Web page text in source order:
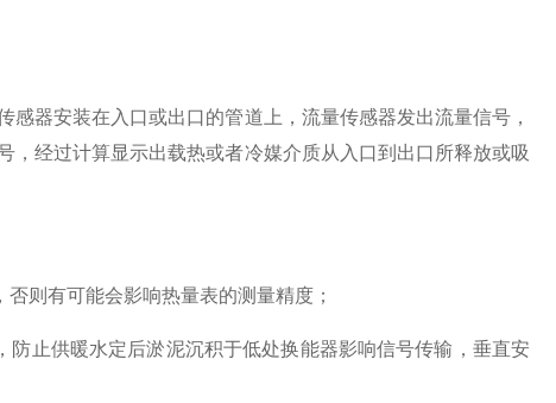
器安装在入口或出口的管道上，流量传感器发出流量信号，
经过计算显示出载热或者冷媒介质从入口到出口所释放或吸
则有可能会影响热量表的测量精度；
止供暖水定后淤泥沉积于低处换能器影响信号传输，垂直安